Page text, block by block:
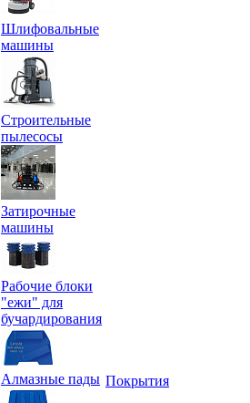
Шлифовальные
машины
Строительные
пылесосы
Затирочные
машины
Рабочие блоки
"ежи" для
бучардирования
Алмазные пады Покрытия